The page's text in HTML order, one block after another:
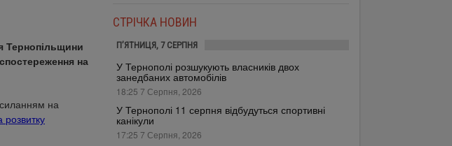
Тернопільщини
на
на
розвитку
СТРІЧКА НОВИН
П’ЯТНИЦЯ, 7 СЕРПНЯ
У Тернополі розшукують власників двох
занедбаних автомобілів
18:25 7 Серпня, 2026
У Тернополі 11 серпня відбудуться спортивні
канікули
17:25 7 Серпня, 2026